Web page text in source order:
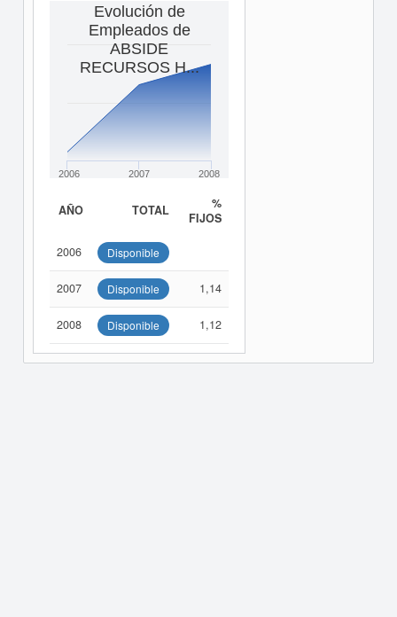
Evolución de
Empleados de
ABSIDE
RECURSOS H...
2006 2007 2008
AÑO TOTAL
%
FIJOS
2006 Disponible
2007 Disponible 1,14
2008 Disponible 1,12